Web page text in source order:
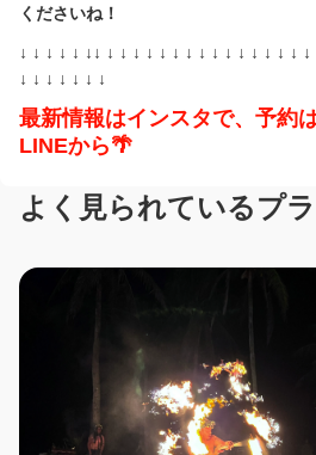
くださいね！
↓ ↓ ↓ ↓ ↓ ↓↓ ↓ ↓ ↓ ↓ ↓ ↓ ↓ ↓ ↓ ↓ ↓ ↓ ↓ ↓ ↓
↓ ↓ ↓ ↓ ↓ ↓ ↓
最新情報はインスタで、予約
LINEから🌴
よく見られているプ